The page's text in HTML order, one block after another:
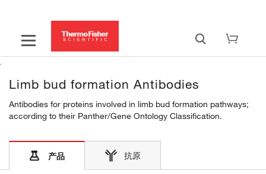
Limb bud formation Antibodies
Antibodies for proteins involved in limb bud formation pathways;
according to their Panther/Gene Ontology Classification.
产品 抗原